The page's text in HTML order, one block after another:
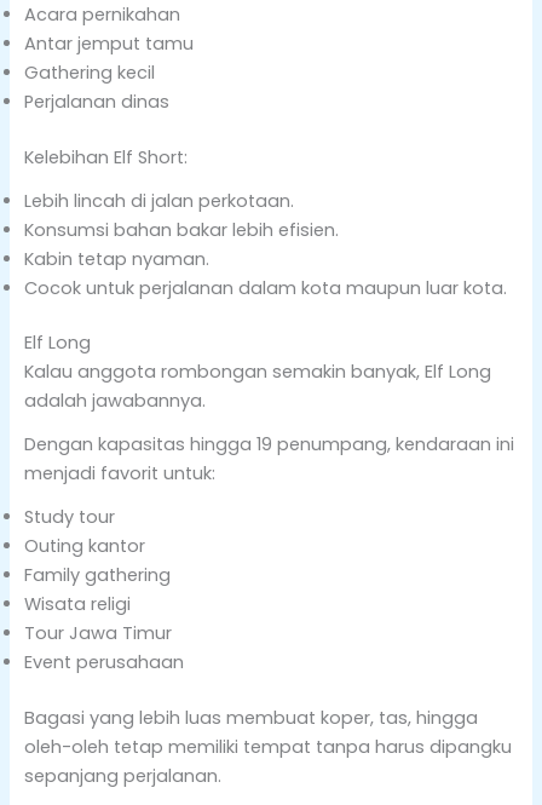
Acara pernikahan
Antar jemput tamu
Gathering kecil
Perjalanan dinas
Kelebihan Elf Short:
Lebih lincah di jalan perkotaan.
Konsumsi bahan bakar lebih efisien.
Kabin tetap nyaman.
Cocok untuk perjalanan dalam kota maupun luar kota.
Elf Long
Kalau anggota rombongan semakin banyak, Elf Long
adalah jawabannya.
Dengan kapasitas hingga 19 penumpang, kendaraan ini
menjadi favorit untuk:
Study tour
Outing kantor
Family gathering
Wisata religi
Tour Jawa Timur
Event perusahaan
Bagasi yang lebih luas membuat koper, tas, hingga
oleh-oleh tetap memiliki tempat tanpa harus dipangku
sepanjang perjalanan.